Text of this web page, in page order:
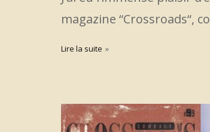
magazine “Crossroads“,
Lire la suite